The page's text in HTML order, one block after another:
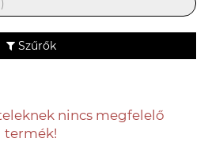
Szűrők
nincs megfelelő
termék!